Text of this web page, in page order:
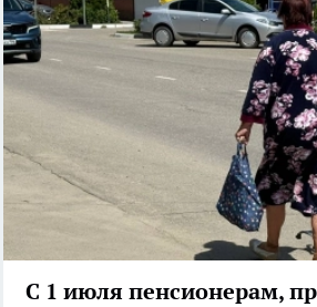
С 1 июля пенсионерам,